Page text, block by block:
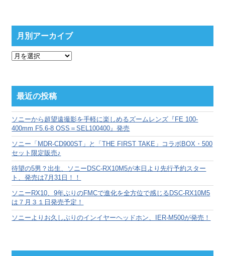
月別アーカイブ
月
ー
カ
ブ
最近の投稿
ソニーから超望遠撮影を手軽に楽しめるズームレンズ『FE 100-
400mm F5.6-8 OSS＝SEL100400』発売
ソニー「MDR-CD900ST」と「THE FIRST TAKE」コラボBOX・500
セット限定販売♪
待望の5男？出生、ソニーDSC-RX10M5が本日より先行予約スター
ト、発売は7月31日！！
ソニーRX10、9年ぶりのFMCで進化を全方位で感じるDSC-RX10M5
は７月３１日発売予定！
ソニーよりお久しぶりのインイヤーヘッドホン、IER-M500が発売！